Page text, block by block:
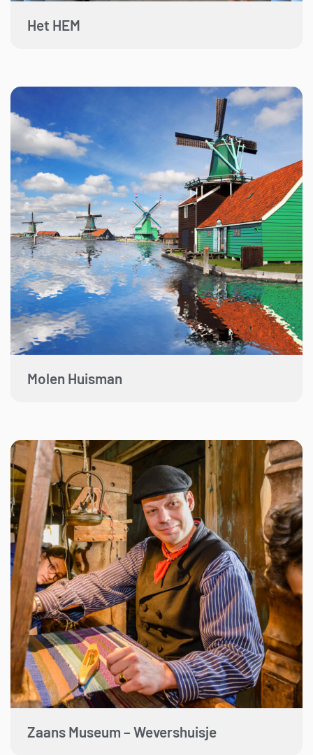
Het HEM
Molen Huisman
Zaans Museum – Wevershuisje